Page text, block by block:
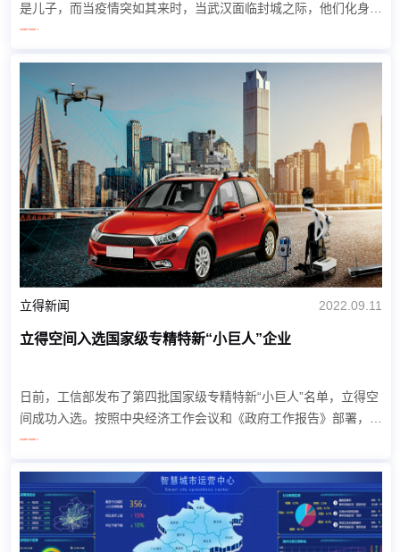
是儿子，而当疫情突如其来时，当武汉面临封城之际，他们化身为
志愿者，舍小家保大家，冒着生命危险奔走在抗疫一线，为打赢疫
Learn more >
立得新闻 2022.09.11
立得空间入选国家级专精特新“小巨人”企业
日前，工信部发布了第四批国家级专精特新“小巨人”名单，立得空
间成功入选。按照中央经济工作会议和《政府工作报告》部署，专
精特新“小巨人”企业的设立，旨在培育出一批专注于细分市场、创
Learn more >